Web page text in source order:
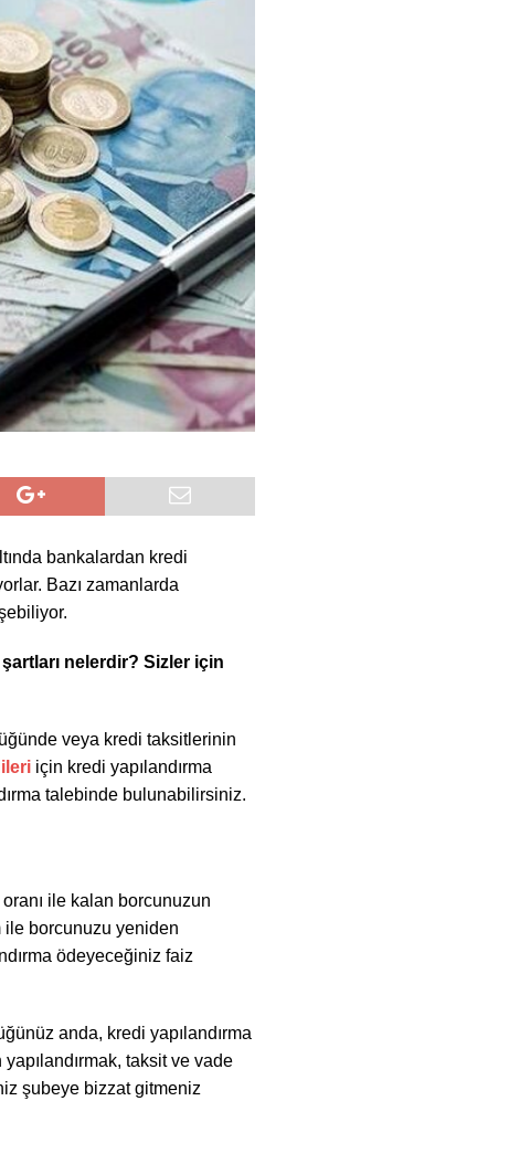
bankalardan kredi
Bazı zamanlarda
şartları nelerdir? Sizler için
veya kredi taksitlerinin
için kredi yapılandırma
talebinde bulunabilirsiniz.
ile kalan borcunuzun
ile borcunuzu yeniden
ödeyeceğiniz faiz
anda, kredi yapılandırma
taksit ve vade
şubeye bizzat gitmeniz